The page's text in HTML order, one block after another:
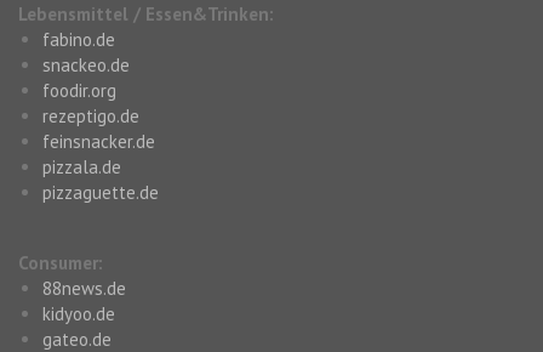
Lebensmittel / Essen&Trinken:
fabino.de
snackeo.de
foodir.org
rezeptigo.de
feinsnacker.de
pizzala.de
pizzaguette.de
Consumer:
88news.de
kidyoo.de
gateo.de